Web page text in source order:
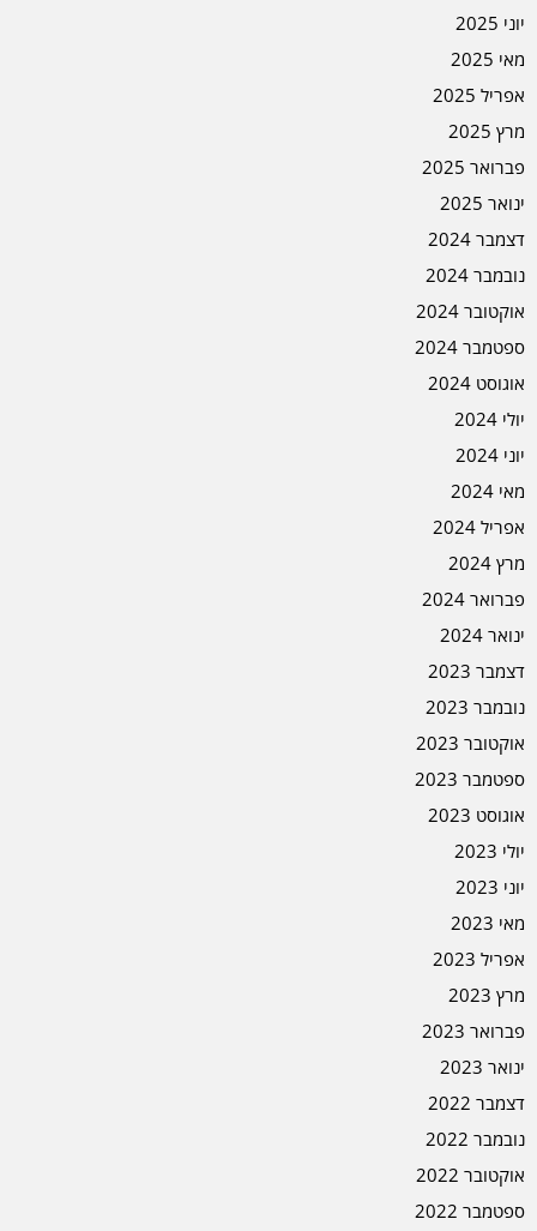
יוני 2025
מאי 2025
אפריל 2025
מרץ 2025
פברואר 2025
ינואר 2025
דצמבר 2024
נובמבר 2024
אוקטובר 2024
ספטמבר 2024
אוגוסט 2024
יולי 2024
יוני 2024
מאי 2024
אפריל 2024
מרץ 2024
פברואר 2024
ינואר 2024
דצמבר 2023
נובמבר 2023
אוקטובר 2023
ספטמבר 2023
אוגוסט 2023
יולי 2023
יוני 2023
מאי 2023
אפריל 2023
מרץ 2023
פברואר 2023
ינואר 2023
דצמבר 2022
נובמבר 2022
אוקטובר 2022
ספטמבר 2022